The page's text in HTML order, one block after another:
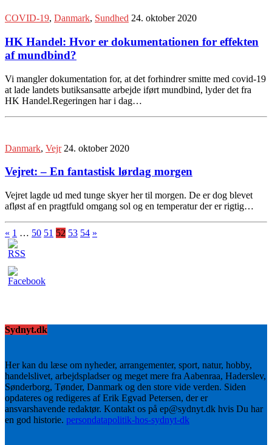
COVID-19, Danmark, Sundhed 24. oktober 2020
HK Handel: Hvor er dokumentationen for effekten
af mundbind?
Vi mangler dokumentation for, at det forhindrer smitte med covid-19
at lade landets butiksansatte arbejde iført mundbind, lyder det fra
HK Handel.Regeringen har i dag…
Danmark, Vejr 24. oktober 2020
Vejret: – En fantastisk lørdag morgen
Vejret lagde ud med tunge skyer her til morgen. De er dog blevet
afløst af en pragtfuld omgang sol og en temperatur der er rigtig…
« 1 … 50 51 52 53 54 »
Sydnyt.dk
Her kan du læse om nyheder, arrangementer, sport, natur, hobby,
handelslivet, arbejdspladser og meget mere fra Aabenraa, Haderslev,
Sønderborg, Tønder, Danmark og den store vide verden. Siden
opdateres og redigeres af Erik Egvad Petersen, der er
ansvarshavende redaktør. Kontakt os på ep@sydnyt.dk hvis Du har
en god historie. persondatapolitik-hos-sydnyt-dk